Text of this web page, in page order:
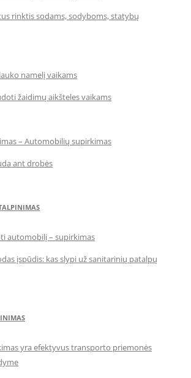
rinktis sodams, sodyboms, statybų
namelį vaikams
žaidimų aikšteles vaikams
– Automobilių supirkimas
ant drobės
automobilį – supirkimas
įspūdis: kas slypi už sanitarinių patalpų
yra efektyvus transporto priemonės